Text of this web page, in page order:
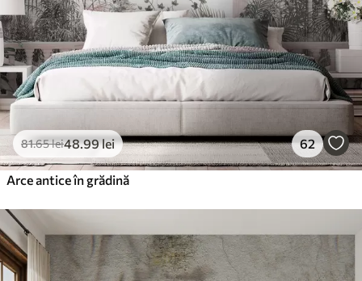
81.65lei48.99lei 62
Arce antice în grădină